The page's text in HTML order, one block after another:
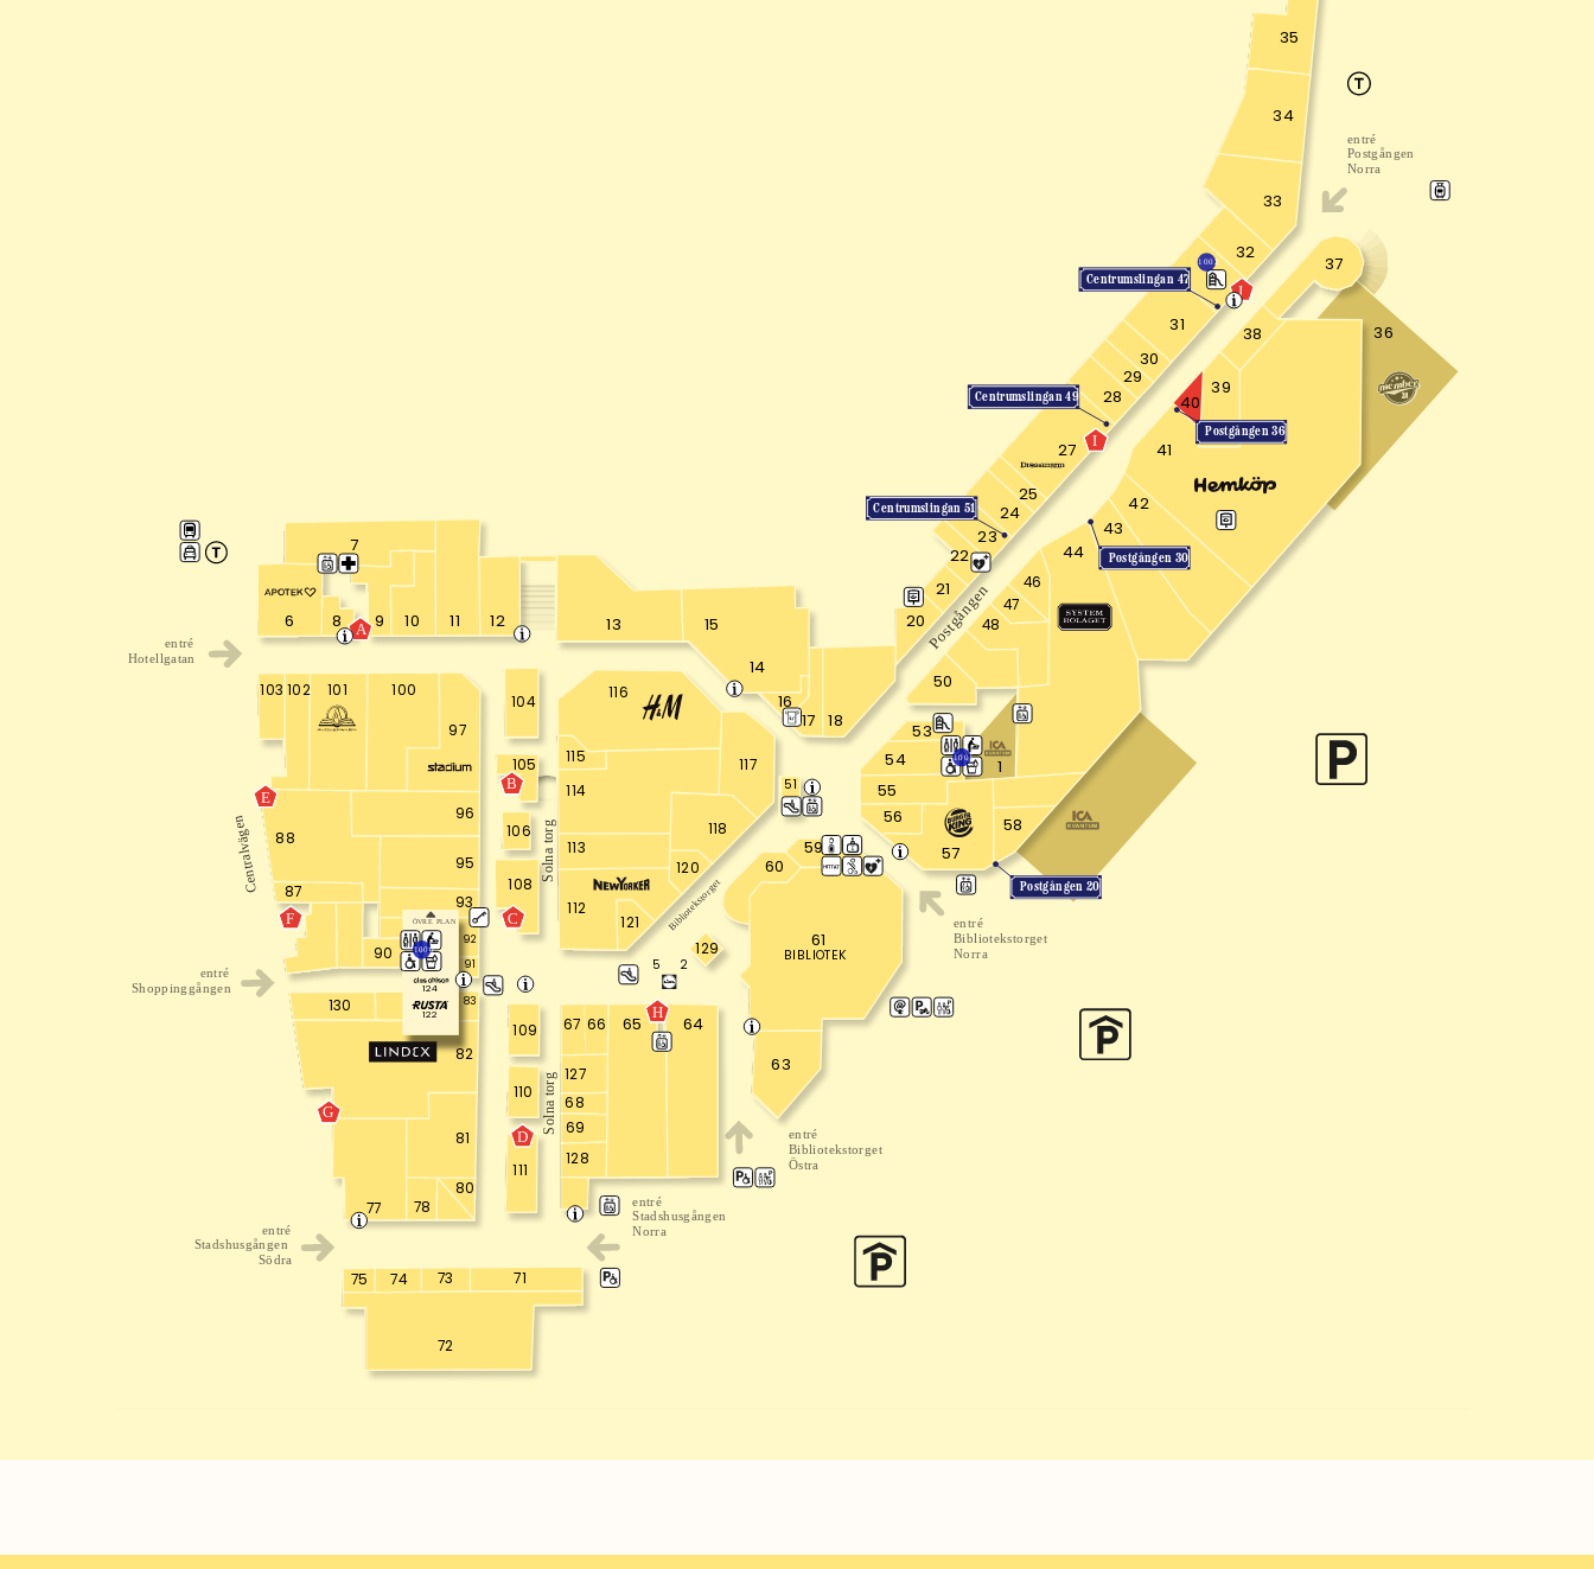
6
7
9 10 11 12 13
15
14
16
17 18
20
21
22
23
24
27
28
29
30
31
32
33
34
35
37
36
38
40
41
42
43
44
50
53
54
55
56
57
64
65
66
67
58
1
59
60
5 2
63
61
BIBLIOTEK
47
46
48
39
25
8
103 102 101 100
97
104
105
106
108
109
127
121
112
120
118
117
51
113
114
115
116
68
69
128
129
80
81
82
130 83
91
90
87
88
92
122
124
93
95
96
78
77
71
73
72
74
75
110
111
entré
Postgången
Norra
entré
Bibliotekstorget
Norra
entré
Stadshusgången
Norra
entré
Bibliotekstorget
Östra
entré
Stadshusgången
Södra
entré
Shoppinggången
entré
Hotellgatan
Postgången
Bibliotekstorget
Solna torg
Centralvägen
Solna torg
ÖVRE PLAN
Centrumslingan 47
Postgången 36
Postgången 30
Postgången 20
Centrumslingan 49
Centrumslingan 51
A
B
C
D
E
F
G
H
I
J
1000
1001
1002